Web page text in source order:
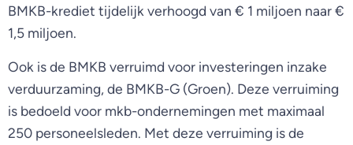
BMKB-krediet tijdelijk verhoogd van € 1 miljoen naar €
1,5 miljoen.
Ook is de BMKB verruimd voor investeringen inzake
verduurzaming, de BMKB-G (Groen). Deze verruiming
is bedoeld voor mkb-ondernemingen met maximaal
250 personeelsleden. Met deze verruiming is de